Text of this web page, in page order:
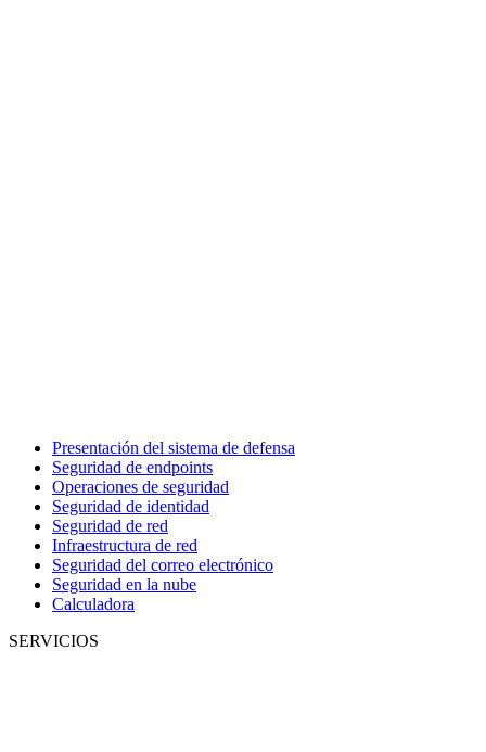
Presentación del sistema de defensa
Seguridad de endpoints
Operaciones de seguridad
Seguridad de identidad
Seguridad de red
Infraestructura de red
Seguridad del correo electrónico
Seguridad en la nube
Calculadora
SERVICIOS